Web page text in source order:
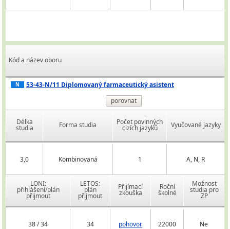
Kód a název oboru
N
53-43-N/11 Diplomovaný farmaceutický asistent
porovnat
Délka
studia Forma studia Počet povinných
cizích jazyků Vyučované jazyky
3,0 Kombinovaná 1 A, N, R
LONI:
přihlášení/plán
přijmout
LETOS:
plán
přijmout
Přijímací
zkouška
Roční
školné
Možnost
studia pro
ZP
38 / 34 34 pohovor 22000 Ne